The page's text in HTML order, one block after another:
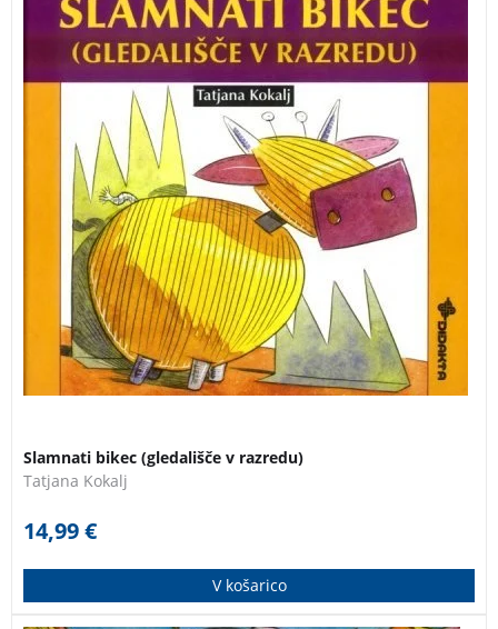
Zbirka Slamnati bikec ali Gledališče v razredu je
zbirka, ki bo dragoceno pomagalo pri izbiri del za
uprizarjanje za učiteljice in učitelje, hkrati pa je to tudi
zanimiva zbirka umetnostnh besedil, po kateri bodo
radi segli otroci.
Slamnati bikec (gledališče v razredu)
Tatjana Kokalj
14,99€
V košarico